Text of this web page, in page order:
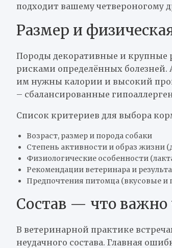
подходит вашему четвероногому
Размер и
Породы декоративные и крупные
рисками определённых
им нужны калории и высокий
– сбалансированные
Список критериев для выбора
Возраст, размер и порода собаки
Степень активности и образ
Физиологические особенности
Рекомендации ветеринара и
Предпочтения питомца (вкусовые и
Состав — что важно
В ветеринарной практике
неудачного состава. Главная